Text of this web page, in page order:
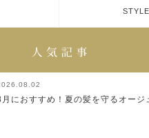
STYLE
月におすすめ！夏の髪を守るオージ